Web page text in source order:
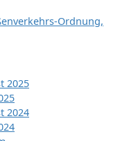
Ordnung,
2025
2024